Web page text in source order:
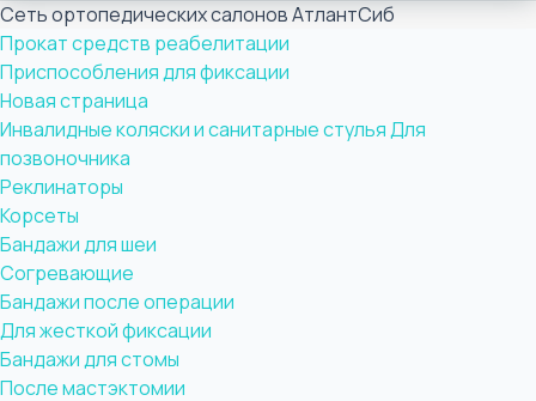
Сеть ортопедических салонов АтлантСиб
Прокат средств реабелитации
Приспособления для фиксации
Новая страница
Инвалидные коляски и санитарные стульяДля
позвоночника
Реклинаторы
Корсеты
Бандажи для шеи
Согревающие
Бандажи после операции
Для жесткой фиксации
Бандажи для стомы
После мастэктомии